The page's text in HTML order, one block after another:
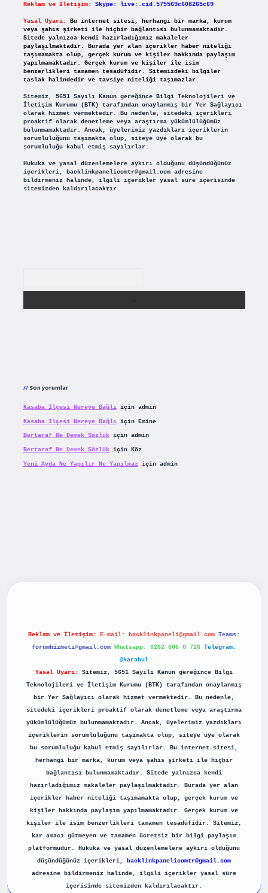
Reklam ve İletişim: Skype: live:.cid.575569c608265c69
Yasal Uyarı:
Bu internet sitesi, herhangi bir marka, kurum
veya şahıs şirketi ile hiçbir bağlantısı bulunmamaktadır.
Sitede yalnızca kendi hazırladığımız makaleler
paylaşılmaktadır. Burada yer alan içerikler haber niteliği
taşımamakta olup, gerçek kurum ve kişiler hakkında paylaşım
yapılmamaktadır. Gerçek kurum ve kişiler ile isim
benzerlikleri tamamen tesadüfidir. Sitemizdeki bilgiler
taslak halindedir ve tavsiye niteliği taşımazlar.
Sitemiz, 5651 Sayılı Kanun gereğince Bilgi Teknolojileri ve
İletişim Kurumu (BTK) tarafından onaylanmış bir Yer Sağlayıcı
olarak hizmet vermektedir. Bu nedenle, sitedeki içerikleri
proaktif olarak denetleme veya araştırma yükümlülüğümüz
bulunmamaktadır. Ancak, üyelerimiz yazdıkları içeriklerin
sorumluluğunu taşımakta olup, siteye üye olarak bu
sorumluluğu kabul etmiş sayılırlar.
Hukuka ve yasal düzenlemelere aykırı olduğunu düşündüğünüz
içerikleri, backlinkpanelicomtr@gmail.comadresine
bildirmeniz halinde, ilgili içerikler yasal süre içerisinde
sitemizden kaldırılacaktır.
Son yorumlar
Kasaba Ilçesi Nereye Bağlıiçin admin
Kasaba Ilçesi Nereye Bağlıiçin Emine
Bertaraf Ne Demek Sözlükiçin admin
Bertaraf Ne Demek Sözlükiçin Köz
Yeni Ayda Ne Yapılır Ne Yapılmaziçin admin
Reklam ve İletişim: E-mail: backlinkpaneli@gmail.com Teams:
forumhizmeti@gmail.com Whatsapp: 0262 606 0 726 Telegram:
@karabul
Yasal Uyarı:
Sitemiz, 5651 Sayılı Kanun gereğince Bilgi
Teknolojileri ve İletişim Kurumu (BTK) tarafından onaylanmış
bir Yer Sağlayıcı olarak hizmet vermektedir. Bu nedenle,
sitedeki içerikleri proaktif olarak denetleme veya araştırma
yükümlülüğümüz bulunmamaktadır. Ancak, üyelerimiz yazdıkları
içeriklerin sorumluluğunu taşımakta olup, siteye üye olarak
bu sorumluluğu kabul etmiş sayılırlar. Bu internet sitesi,
herhangi bir marka, kurum veya şahıs şirketi ile hiçbir
bağlantısı bulunmamaktadır. Sitede yalnızca kendi
hazırladığımız makaleler paylaşılmaktadır. Burada yer alan
içerikler haber niteliği taşımamakta olup, gerçek kurum ve
kişiler hakkında paylaşım yapılmamaktadır. Gerçek kurum ve
kişiler ile isim benzerlikleri tamamen tesadüfidir. Sitemiz,
kar amacı gütmeyen ve tamamen ücretsiz bir bilgi paylaşım
platformudur. Hukuka ve yasal düzenlemelere aykırı olduğunu
düşündüğünüz içerikleri,
backlinkpanelicomtr@gmail.com
adresine bildirmeniz halinde, ilgili içerikler yasal süre
içerisinde sitemizden kaldırılacaktır.